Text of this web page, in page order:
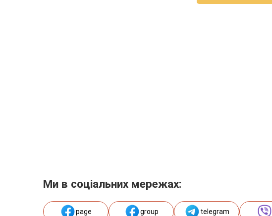
Ми в соціальних мережах:
page group telegram